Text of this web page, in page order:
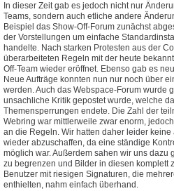
In dieser Zeit gab es jedoch nicht nur
Teams, sondern auch etliche andere
Beispiel das Show-Off-Forum zunächst
der Vorstellungen um einfache
handelte. Nach starken Protesten aus der
überarbeiteten Regeln mit der heute
Off-Team wieder eröffnet. Ebenso gab es
Neue Aufträge konnten nun nur noch über
werden. Auch das Webspace-Forum wurde
unsachliche Kritik gepostet wurde, welche
Themensperrungen endete. Die Zahl der
Webring war mittlerweile zwar enorm,
an die Regeln. Wir hatten daher leider
wieder abzuschaffen, da eine ständige
möglich war. Außerdem sahen wir uns dazu
zu begrenzen und Bilder in diesen komplett
Benutzer mit riesigen Signaturen, die
enthielten, nahm einfach überhand.